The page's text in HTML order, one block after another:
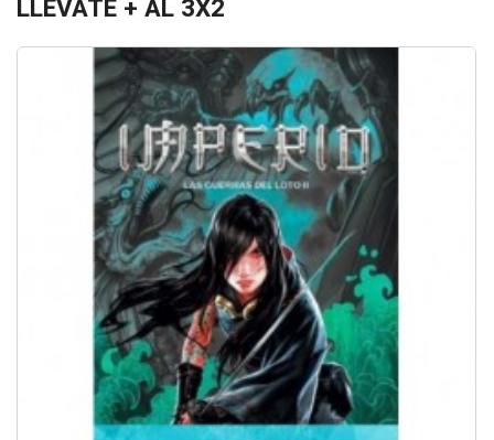
LLEVATE + AL 3X2